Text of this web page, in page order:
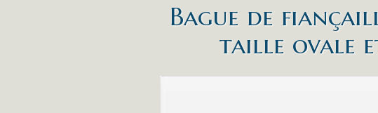
Bague de
taille ovale